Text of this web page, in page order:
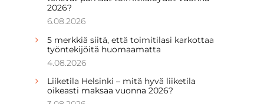
2026?
6.08.2026
5 merkkiä siitä, että toimitilasi karkottaa
työntekijöitä huomaamatta
4.08.2026
Liiketila Helsinki – mitä hyvä liiketila
oikeasti maksaa vuonna 2026?